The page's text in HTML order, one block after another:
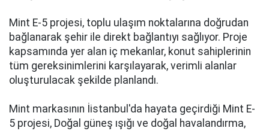
Mint E-5 projesi, toplu ulaşım noktalarına doğrudan
bağlanarak şehir ile direkt bağlantıyı sağlıyor. Proje
kapsamında yer alan iç mekanlar, konut sahiplerinin
tüm gereksinimlerini karşılayarak, verimli alanlar
oluşturulacak şekilde planlandı.
Mint markasının İistanbul'da hayata geçirdiği Mint E-
5 projesi, Doğal güneş ışığı ve doğal havalandırma,